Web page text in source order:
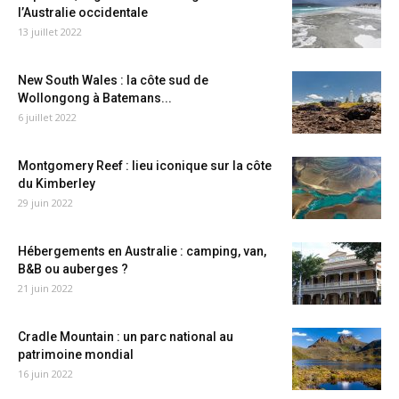
l’Australie occidentale
13 juillet 2022
New South Wales : la côte sud de
Wollongong à Batemans...
6 juillet 2022
Montgomery Reef : lieu iconique sur la côte
du Kimberley
29 juin 2022
Hébergements en Australie : camping, van,
B&B ou auberges ?
21 juin 2022
Cradle Mountain : un parc national au
patrimoine mondial
16 juin 2022